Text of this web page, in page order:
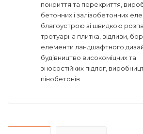
покриття та перекриття,
бетонних і залізобетонних
благоустрою зі швидкою
тротуарна плитка, відливи,
елементи ландшафтного
будівництво високоміцних та
зносостійких підлог,
пінобетонів